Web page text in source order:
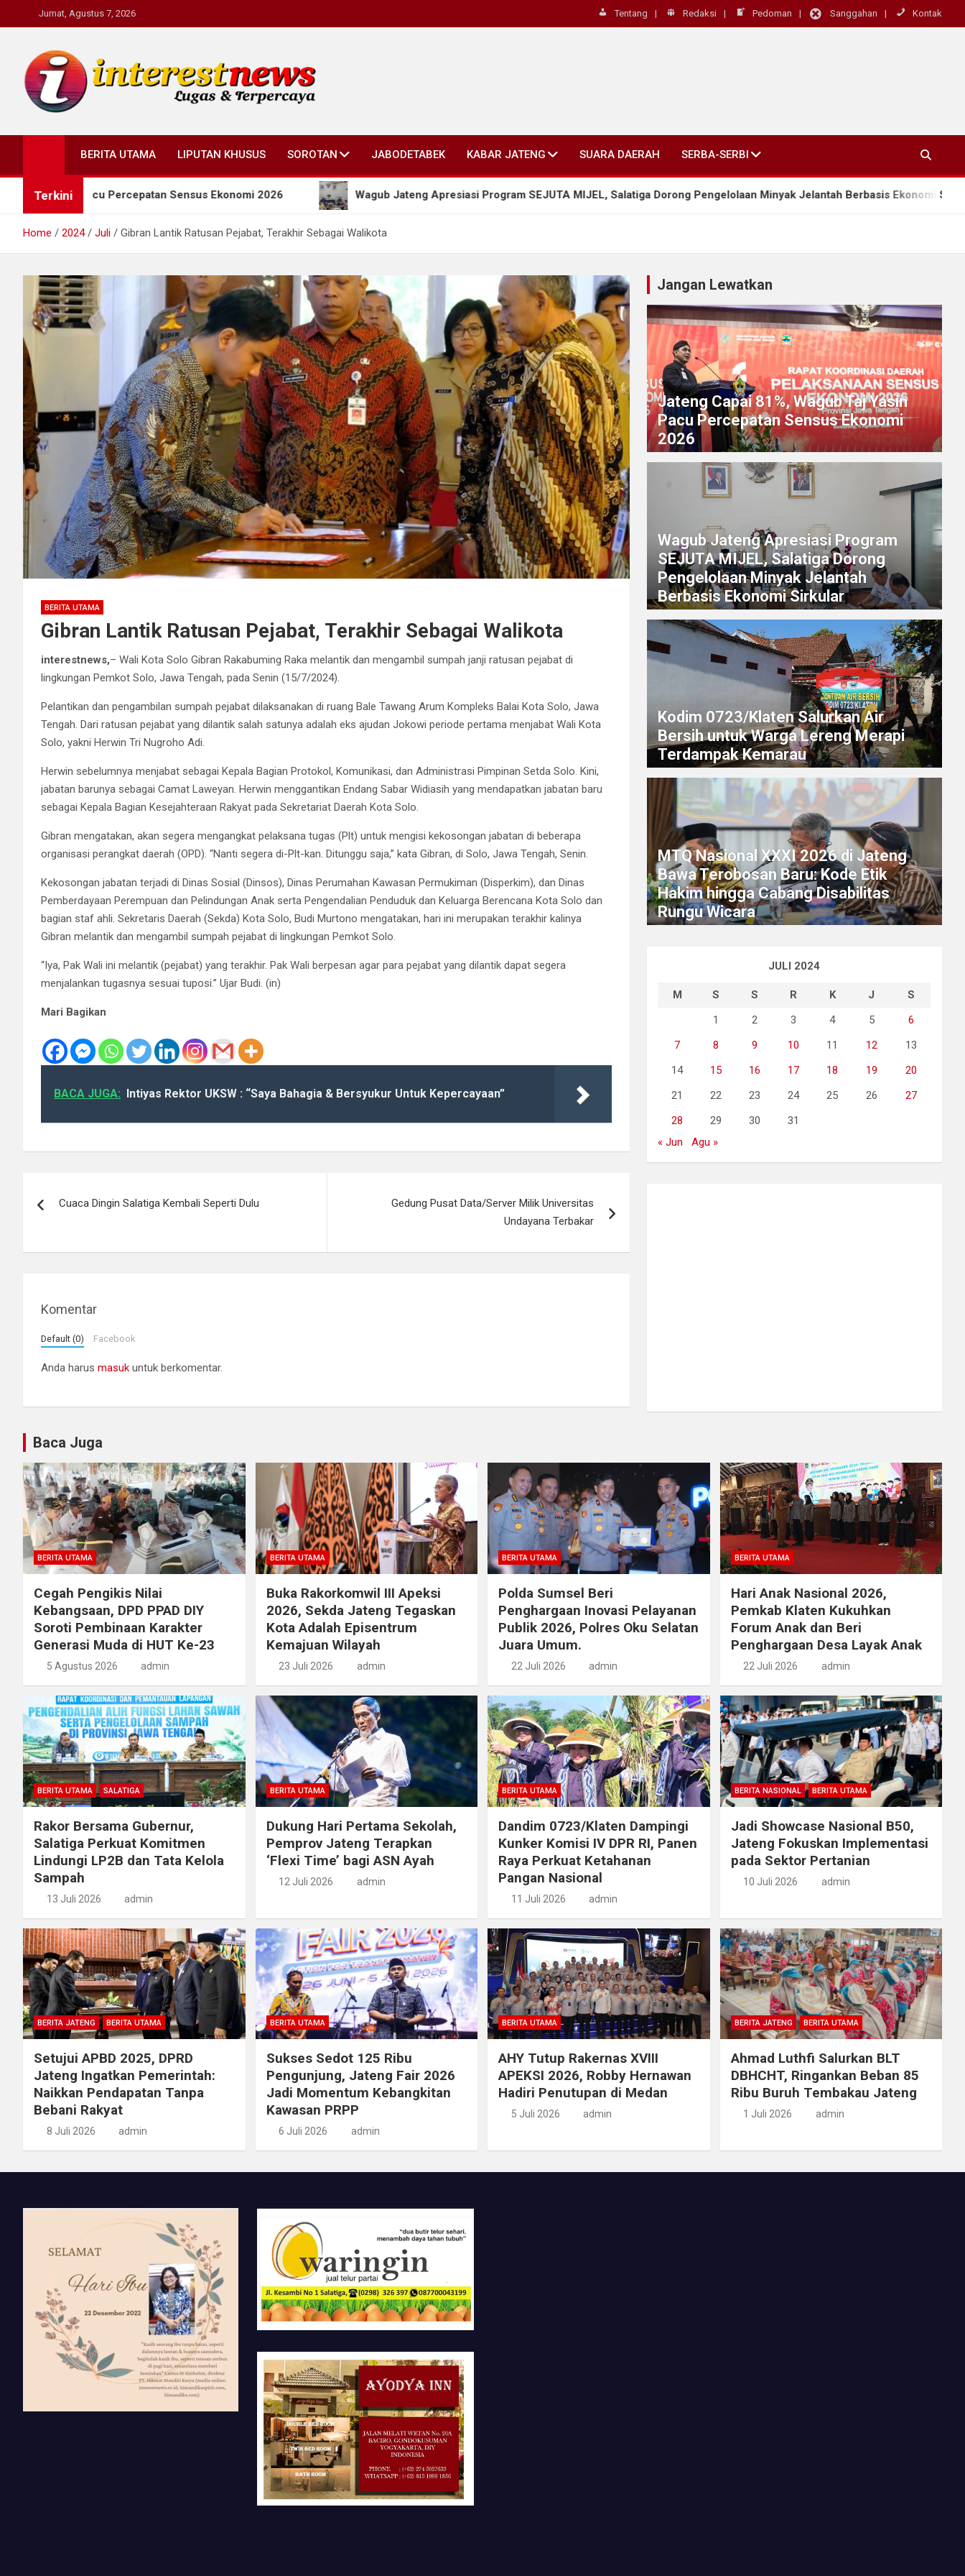
to
Jumat, Agustus 7, 2026 Tentang Redaksi Pedoman Sanggahan Kontak
Interestnews.or.id
BERITA UTAMA LIPUTAN KHUSUS SOROTAN JABODETABEK KABAR JATENG SUARA DAERAH SERBA-SERBI
Terkini
Percepatan Sensus Ekonomi 2026 Wagub Jateng Apresiasi Program SEJUTA MIJEL, Salatiga Dorong Pengelolaan Minyak Jelantah Berbasis Ekonomi Sirkular
Home 2024 Juli Gibran Lantik Ratusan Pejabat, Terakhir Sebagai Walikota
BERITA UTAMA
Gibran Lantik Ratusan Pejabat, Terakhir Sebagai Walikota
interestnews,– Wali Kota Solo Gibran Rakabuming Raka melantik dan mengambil sumpah janji ratusan pejabat di
lingkungan Pemkot Solo, Jawa Tengah, pada Senin (15/7/2024).
Pelantikan dan pengambilan sumpah pejabat dilaksanakan di ruang Bale Tawang Arum Kompleks Balai Kota Solo, Jawa
Tengah. Dari ratusan pejabat yang dilantik salah satunya adalah eks ajudan Jokowi periode pertama menjabat Wali Kota
Solo, yakni Herwin Tri Nugroho Adi.
Herwin sebelumnya menjabat sebagai Kepala Bagian Protokol, Komunikasi, dan Administrasi Pimpinan Setda Solo. Kini,
jabatan barunya sebagai Camat Laweyan. Herwin menggantikan Endang Sabar Widiasih yang mendapatkan jabatan baru
sebagai Kepala Bagian Kesejahteraan Rakyat pada Sekretariat Daerah Kota Solo.
Gibran mengatakan, akan segera mengangkat pelaksana tugas (Plt) untuk mengisi kekosongan jabatan di beberapa
organisasi perangkat daerah (OPD). “Nanti segera di-Plt-kan. Ditunggu saja,” kata Gibran, di Solo, Jawa Tengah, Senin.
Kekosongan jabatan terjadi di Dinas Sosial (Dinsos), Dinas Perumahan Kawasan Permukiman (Disperkim), dan Dinas
Pemberdayaan Perempuan dan Pelindungan Anak serta Pengendalian Penduduk dan Keluarga Berencana Kota Solo dan
bagian staf ahli. Sekretaris Daerah (Sekda) Kota Solo, Budi Murtono mengatakan, hari ini merupakan terakhir kalinya
Gibran melantik dan mengambil sumpah pejabat di lingkungan Pemkot Solo.
“Iya, Pak Wali ini melantik (pejabat) yang terakhir. Pak Wali berpesan agar para pejabat yang dilantik dapat segera
menjalankan tugasnya sesuai tuposi.” Ujar Budi. (in)
Mari Bagikan
BACA JUGA: Intiyas Rektor UKSW : “Saya Bahagia & Bersyukur Untuk Kepercayaan”
pos
Cuaca Dingin Salatiga Kembali Seperti Dulu
Gedung Pusat Data/Server Milik Universitas
Undayana Terbakar
Komentar
Default (0) Facebook
Anda harus masuk untuk berkomentar.
Jangan Lewatkan
Jateng Capai 81%, Wagub Taj Yasin
Pacu Percepatan Sensus Ekonomi
2026
Wagub Jateng Apresiasi Program
SEJUTA MIJEL, Salatiga Dorong
Pengelolaan Minyak Jelantah
Berbasis Ekonomi Sirkular
Kodim 0723/Klaten Salurkan Air
Bersih untuk Warga Lereng Merapi
Terdampak Kemarau
MTQ Nasional XXXI 2026 di Jateng
Bawa Terobosan Baru: Kode Etik
Hakim hingga Cabang Disabilitas
Rungu Wicara
JULI 2024
M S S R K J
S
1
2 3 4 5
6
7
8 9 10 11 12
13
14
15 16 17 18 19
20
21
22 23 24 25 26
27
28
29 30
31
« Jun
Agu »
Baca Juga
BERITA UTAMA
Cegah Pengikis Nilai
Kebangsaan, DPD PPAD DIY
Soroti Pembinaan Karakter
Generasi Muda di HUT Ke-23
5 Agustus 2026 admin
BERITA UTAMA
Buka Rakorkomwil III Apeksi
2026, Sekda Jateng Tegaskan
Kota Adalah Episentrum
Kemajuan Wilayah
23 Juli 2026 admin
BERITA UTAMA
Polda Sumsel Beri
Penghargaan Inovasi Pelayanan
Publik 2026, Polres Oku Selatan
Juara Umum.
22 Juli 2026 admin
BERITA UTAMA
Hari Anak Nasional 2026,
Pemkab Klaten Kukuhkan
Forum Anak dan Beri
Penghargaan Desa Layak Anak
22 Juli 2026 admin
BERITA UTAMA SALATIGA
Rakor Bersama Gubernur,
Salatiga Perkuat Komitmen
Lindungi LP2B dan Tata Kelola
Sampah
13 Juli 2026 admin
BERITA UTAMA
Dukung Hari Pertama Sekolah,
Pemprov Jateng Terapkan
‘Flexi Time’ bagi ASN Ayah
12 Juli 2026 admin
BERITA UTAMA
Dandim 0723/Klaten Dampingi
Kunker Komisi IV DPR RI, Panen
Raya Perkuat Ketahanan
Pangan Nasional
11 Juli 2026 admin
BERITA NASIONAL BERITA UTAMA
Jadi Showcase Nasional B50,
Jateng Fokuskan Implementasi
pada Sektor Pertanian
10 Juli 2026 admin
BERITA JATENG BERITA UTAMA
Setujui APBD 2025, DPRD
Jateng Ingatkan Pemerintah:
Naikkan Pendapatan Tanpa
Bebani Rakyat
8 Juli 2026 admin
BERITA UTAMA
Sukses Sedot 125 Ribu
Pengunjung, Jateng Fair 2026
Jadi Momentum Kebangkitan
Kawasan PRPP
6 Juli 2026 admin
BERITA UTAMA
AHY Tutup Rakernas XVIII
APEKSI 2026, Robby Hernawan
Hadiri Penutupan di Medan
5 Juli 2026 admin
BERITA JATENG BERITA UTAMA
Ahmad Luthfi Salurkan BLT
DBHCHT, Ringankan Beban 85
Ribu Buruh Tembakau Jateng
1 Juli 2026 admin